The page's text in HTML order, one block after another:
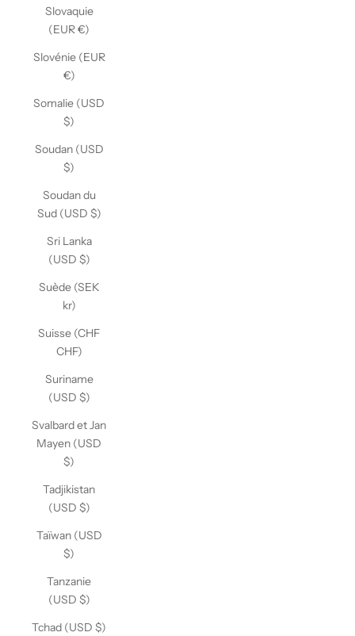
Slovaquie
(EUR €)
Slovénie (EUR
€)
Somalie (USD
$)
Soudan (USD
$)
Soudan du
Sud (USD $)
Sri Lanka
(USD $)
Suède (SEK
kr)
Suisse (CHF
CHF)
Suriname
(USD $)
Svalbard et Jan
Mayen (USD
$)
Tadjikistan
(USD $)
Taïwan (USD
$)
Tanzanie
(USD $)
Tchad (USD $)